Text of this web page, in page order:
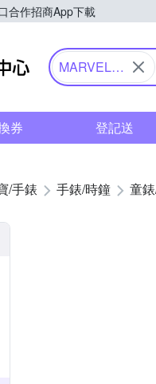
合作招商App下載
Yahoo購物中心
MARVEL
券 登記送
/手錶 手錶/時鐘 童